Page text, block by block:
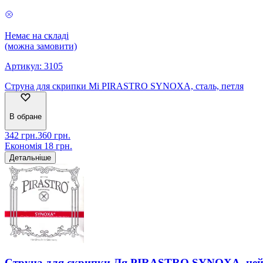
Немає на складі
(можна замовити)
Артикул: 3105
Струна для скрипки Мі PIRASTRO SYNOXA, сталь, петля
В обране
342 грн.360 грн.
Економія 18 грн.
Детальніше